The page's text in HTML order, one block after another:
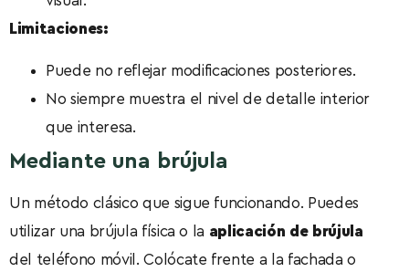
Limitaciones:
Puede no reflejar modificaciones posteriores.
No siempre muestra el nivel de detalle interior
que interesa.
Mediante una brújula
Un método clásico que sigue funcionando. Puedes
utilizar una brújula física o la aplicación de brújula
del teléfono móvil. Colócate frente a la fachada o